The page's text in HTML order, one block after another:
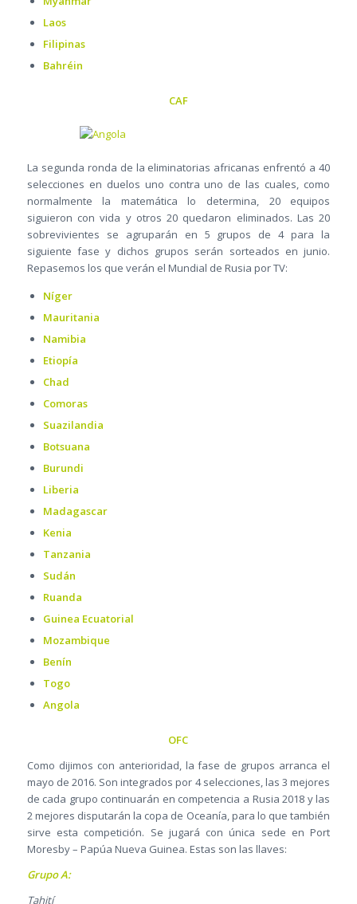
Laos
Filipinas
Bahréin
CAF
La segunda ronda de la eliminatorias africanas enfrentó a 40
selecciones en duelos uno contra uno de las cuales, como
normalmente la matemática lo determina, 20 equipos
siguieron con vida y otros 20 quedaron eliminados. Las 20
sobrevivientes se agruparán en 5 grupos de 4 para la
siguiente fase y dichos grupos serán sorteados en junio.
Repasemos los que verán el Mundial de Rusia por TV:
Níger
Mauritania
Namibia
Etiopía
Chad
Comoras
Suazilandia
Botsuana
Burundi
Liberia
Madagascar
Kenia
Tanzania
Sudán
Ruanda
Guinea Ecuatorial
Mozambique
Benín
Togo
Angola
OFC
Como dijimos con anterioridad, la fase de grupos arranca el
mayo de 2016. Son integrados por 4 selecciones, las 3 mejores
de cada grupo continuarán en competencia a Rusia 2018 y las
2 mejores disputarán la copa de Oceanía, para lo que también
sirve esta competición. Se jugará con única sede en Port
Moresby – Papúa Nueva Guinea. Estas son las llaves:
Grupo A:
Tahití